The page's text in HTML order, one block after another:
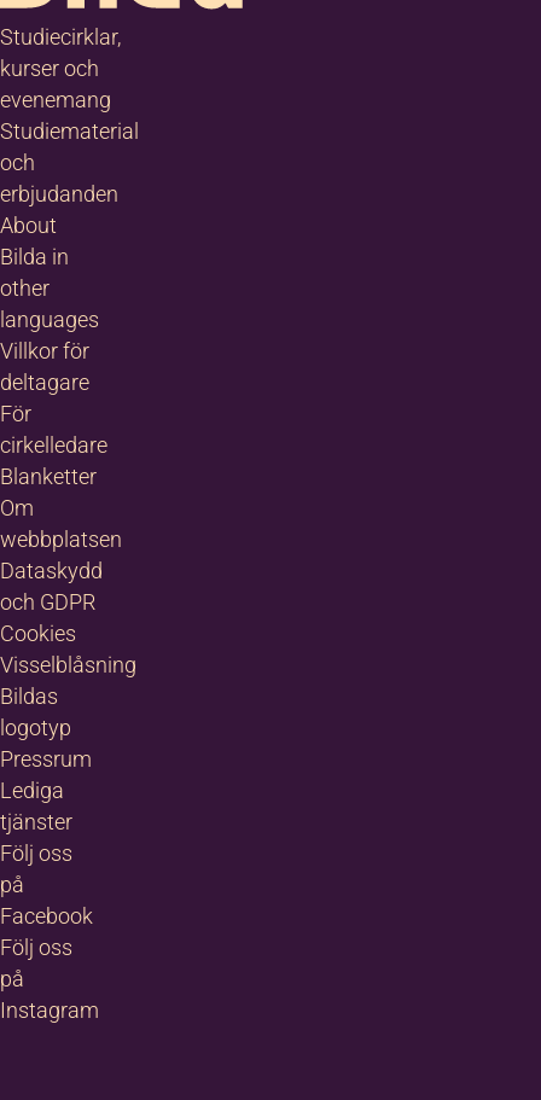
Studiecirklar,
kurser och
evenemang
Studiematerial
och
erbjudanden
About
Bilda in
other
languages
Villkor för
deltagare
För
cirkelledare
Blanketter
Om
webbplatsen
Dataskydd
och GDPR
Cookies
Visselblåsning
Bildas
logotyp
Pressrum
Lediga
tjänster
Följ oss
på
Facebook
Följ oss
på
Instagram